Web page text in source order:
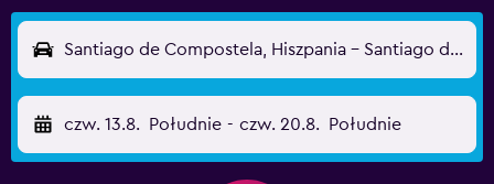
Santiago de Compostela, Hiszpania - Santiago de Compostela (SCQ)
czw. 13.8. Południe - czw. 20.8. Południe